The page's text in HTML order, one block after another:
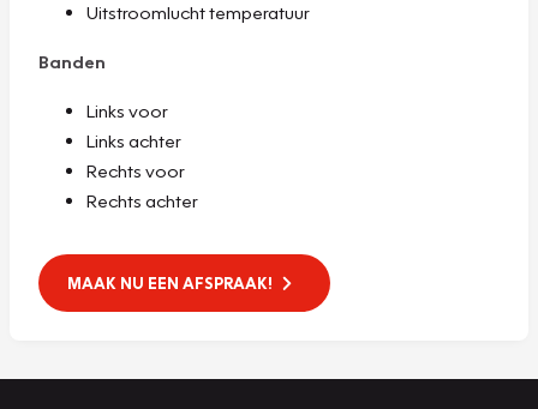
Uitstroomlucht temperatuur
Banden
Links voor
Links achter
Rechts voor
Rechts achter
MAAK NU EEN AFSPRAAK!